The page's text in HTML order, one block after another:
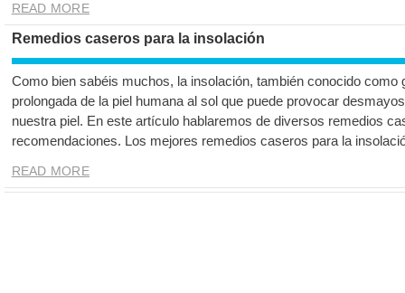
READ MORE
Remedios caseros para la insolación
Como bien sabéis muchos, la insolación, también conocido como
prolongada de la piel humana al sol que puede provocar
nuestra piel. En este artículo hablaremos de diversos remedios
recomendaciones. Los mejores remedios caseros para la
READ MORE